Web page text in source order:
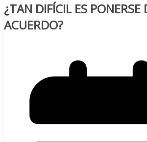
¿TAN DIFÍCIL ES PONERSE
ACUERDO?